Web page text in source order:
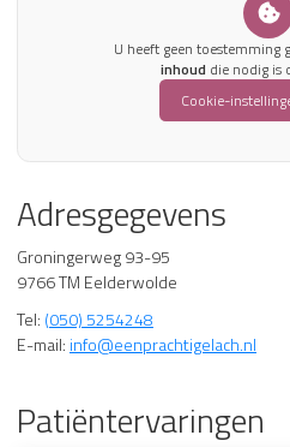
U heeft geen toestemming
inhoud die nodig is
Cookie-
Adresgegevens
Groningerweg 93-95
9766 TM Eelderwolde
Tel: (050) 5254248
E-mail: info@eenprachtigelach.nl
Patiëntervaringen